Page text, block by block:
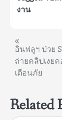
งาน
แนะแนว
เรื่อง
อินฟลูฯ ป่วย
ถ่ายคลิปเงย
เตือนภัย
Related